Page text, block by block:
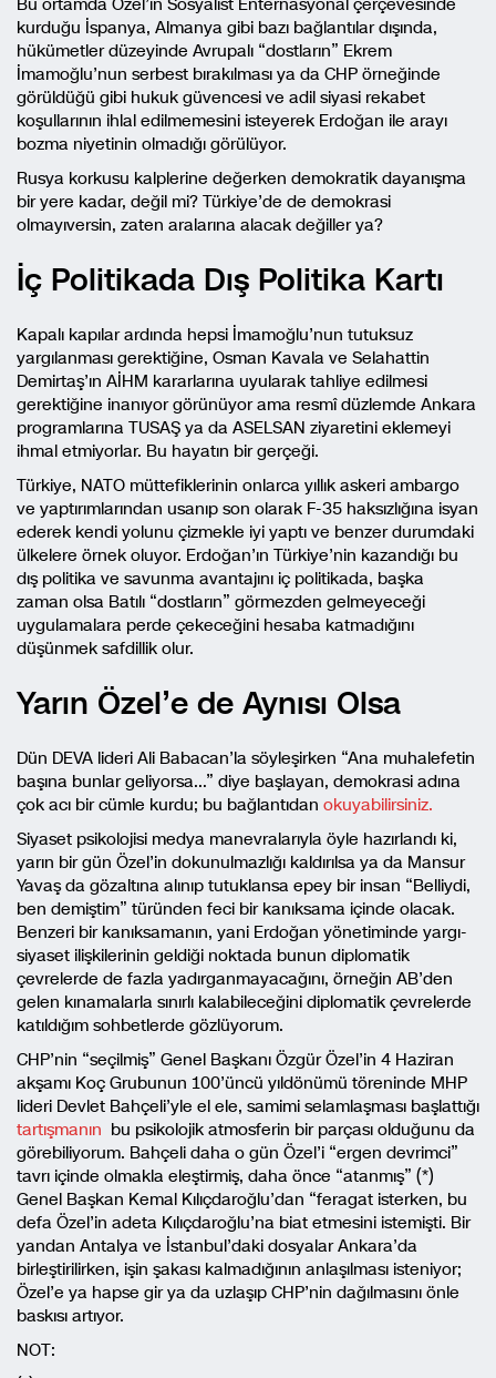
kurduğu İspanya, Almanya gibi bazı bağlantılar dışında,
hükümetler düzeyinde Avrupalı “dostların” Ekrem
İmamoğlu’nun serbest bırakılması ya da CHP örneğinde
görüldüğü gibi hukuk güvencesi ve adil siyasi rekabet
koşullarının ihlal edilmemesini isteyerek Erdoğan ile arayı
bozma niyetinin olmadığı görülüyor.
Rusya korkusu kalplerine değerken demokratik dayanışma
bir yere kadar, değil mi? Türkiye’de de demokrasi
olmayıversin, zaten aralarına alacak değiller ya?
İç Politikada Dış Politika Kartı
Kapalı kapılar ardında hepsi İmamoğlu’nun tutuksuz
yargılanması gerektiğine, Osman Kavala ve Selahattin
Demirtaş’ın AİHM kararlarına uyularak tahliye edilmesi
gerektiğine inanıyor görünüyor ama resmî düzlemde Ankara
programlarına TUSAŞ ya da ASELSAN ziyaretini eklemeyi
ihmal etmiyorlar. Bu hayatın bir gerçeği.
Türkiye, NATO müttefiklerinin onlarca yıllık askeri ambargo
ve yaptırımlarından usanıp son olarak F-35 haksızlığına isyan
ederek kendi yolunu çizmekle iyi yaptı ve benzer durumdaki
ülkelere örnek oluyor. Erdoğan’ın Türkiye’nin kazandığı bu
dış politika ve savunma avantajını iç politikada, başka
zaman olsa Batılı “dostların” görmezden gelmeyeceği
uygulamalara perde çekeceğini hesaba katmadığını
düşünmek safdillik olur.
Yarın Özel’e de Aynısı Olsa
Dün DEVA lideri Ali Babacan’la söyleşirken “Ana muhalefetin
başına bunlar geliyorsa…” diye başlayan, demokrasi adına
çok acı bir cümle kurdu; bu bağlantıdan okuyabilirsiniz.
Siyaset psikolojisi medya manevralarıyla öyle hazırlandı ki,
yarın bir gün Özel’in dokunulmazlığı kaldırılsa ya da Mansur
Yavaş da gözaltına alınıp tutuklansa epey bir insan “Belliydi,
ben demiştim” türünden feci bir kanıksama içinde olacak.
Benzeri bir kanıksamanın, yani Erdoğan yönetiminde yargı-
siyaset ilişkilerinin geldiği noktada bunun diplomatik
çevrelerde de fazla yadırganmayacağını, örneğin AB’den
gelen kınamalarla sınırlı kalabileceğini diplomatik çevrelerde
katıldığım sohbetlerde gözlüyorum.
CHP’nin “seçilmiş” Genel Başkanı Özgür Özel’in 4 Haziran
akşamı Koç Grubunun 100’üncü yıldönümü töreninde MHP
lideri Devlet Bahçeli’yle el ele, samimi selamlaşması başlattığı
tartışmanın bu psikolojik atmosferin bir parçası olduğunu da
görebiliyorum. Bahçeli daha o gün Özel’i “ergen devrimci”
tavrı içinde olmakla eleştirmiş, daha önce “atanmış” (*)
Genel Başkan Kemal Kılıçdaroğlu’dan “feragat isterken, bu
defa Özel’in adeta Kılıçdaroğlu’na biat etmesini istemişti. Bir
yandan Antalya ve İstanbul’daki dosyalar Ankara’da
birleştirilirken, işin şakası kalmadığının anlaşılması isteniyor;
Özel’e ya hapse gir ya da uzlaşıp CHP’nin dağılmasını önle
baskısı artıyor.
NOT: